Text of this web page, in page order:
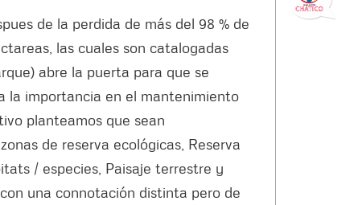
de la perdida de más del 98 % de
las cuales son catalogadas
abre la puerta para que se
la importancia en el mantenimiento
planteamos que sean
de reserva ecológicas, Reserva
/ especies, Paisaje terrestre y
una connotación distinta pero de